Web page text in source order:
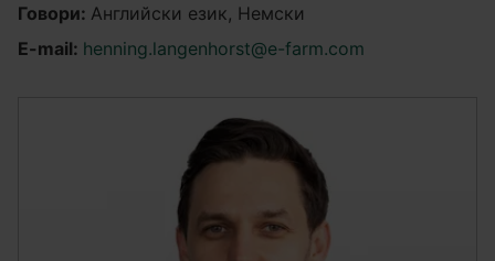
Говори: Английски език, Немски
E-mail: henning.langenhorst@e-farm.com